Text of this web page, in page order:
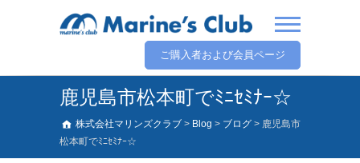
ご購入者および会員ページ
鹿児島市松本町でﾐﾆｾﾐﾅｰ☆
株式会社マリンズクラブ > Blog > ブログ > 鹿児島市
松本町でﾐﾆｾﾐﾅｰ☆